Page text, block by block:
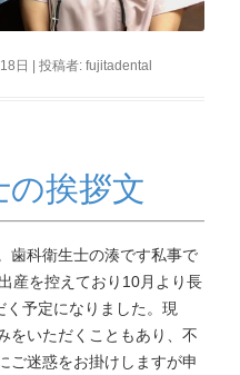
日 |投稿者:fujitadental
の挨拶文
歯科衛生士の湊です私事で
産を控えており10月より長
予定になりました。現
をいただくこともあり、不
ご迷惑をお掛けしますが申